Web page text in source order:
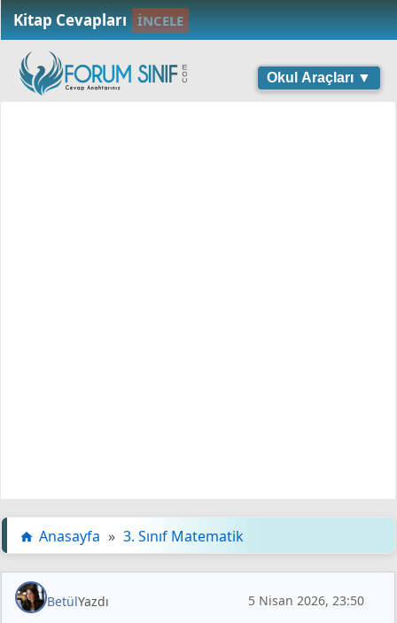
Kitap Cevapları İNCELE
Okul Araçları ▼
Anasayfa » 3. Sınıf Matematik
BetülYazdı 5 Nisan 2026, 23:50